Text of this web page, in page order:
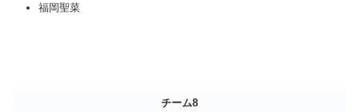
福岡聖菜
チーム8